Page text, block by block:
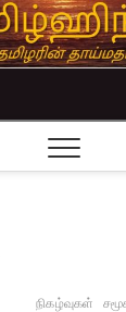
நிகழ்வுகள்